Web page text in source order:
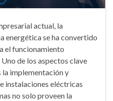
actual, la
energética se ha convertido
el funcionamiento
de los aspectos clave
implementación y
instalaciones eléctricas
no solo proveen la